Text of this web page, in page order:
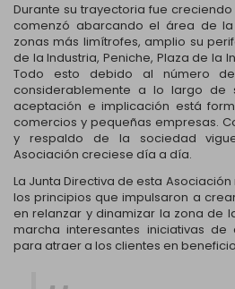
Durante su trayectoria fue
comenzó abarcando el área de
zonas más limítrofes, amplio su
de la Industria, Peniche, Plaza de la
Todo esto debido al número
considerablemente a lo largo de
aceptación e implicación está
comercios y pequeñas empresas.
y respaldo de la sociedad
Asociación creciese día a día.
La Junta Directiva de esta
los principios que impulsaron a
en relanzar y dinamizar la zona de
marcha interesantes iniciativas
para atraer a los clientes en